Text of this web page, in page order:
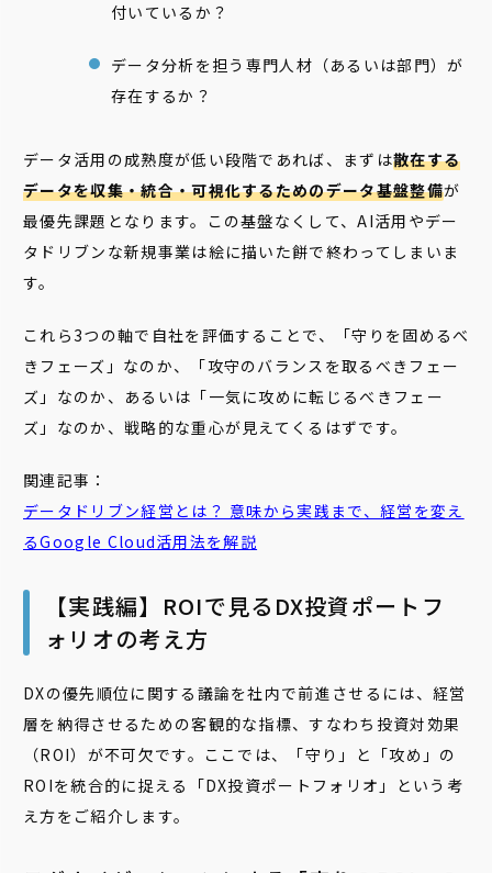
付いているか？
データ分析を担う専門人材（あるいは部門）が
存在するか？
データ活用の成熟度が低い段階であれば、まずは散在する
データを収集・統合・可視化するためのデータ基盤整備が
最優先課題となります。この基盤なくして、AI活用やデー
タドリブンな新規事業は絵に描いた餅で終わってしまいま
す。
これら3つの軸で自社を評価することで、「守りを固めるべ
きフェーズ」なのか、「攻守のバランスを取るべきフェー
ズ」なのか、あるいは「一気に攻めに転じるべきフェー
ズ」なのか、戦略的な重心が見えてくるはずです。
関連記事：
データドリブン経営とは？ 意味から実践まで、経営を変え
るGoogle Cloud活用法を解説
【実践編】ROIで見るDX投資ポートフ
ォリオの考え方
DXの優先順位に関する議論を社内で前進させるには、経営
層を納得させるための客観的な指標、すなわち投資対効果
（ROI）が不可欠です。ここでは、「守り」と「攻め」の
ROIを統合的に捉える「DX投資ポートフォリオ」という考
え方をご紹介します。